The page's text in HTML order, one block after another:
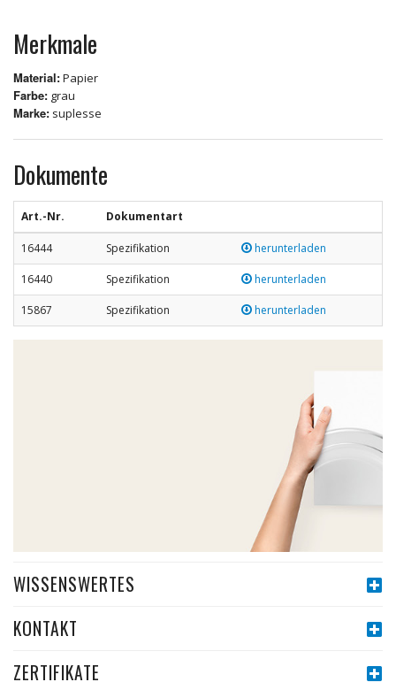
Merkmale
Material:Papier
Farbe: grau
Marke: suplesse
Dokumente
Art.-Nr. Dokumentart
16444 Spezifikation herunterladen
16440 Spezifikation herunterladen
15867 Spezifikation herunterladen
WISSENSWERTES
KONTAKT
ZERTIFIKATE